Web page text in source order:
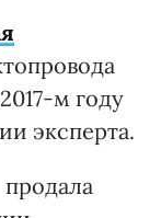
м году
эксперта.